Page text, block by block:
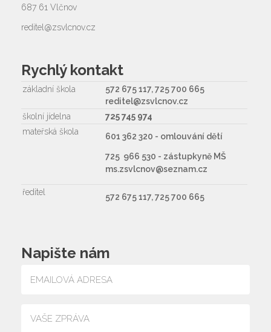
687 61 Vlčnov
reditel@zsvlcnov.cz
Rychlý kontakt
základní škola
572 675 117, 725 700 665
reditel@zsvlcnov.cz
školní jídelna
725 745 974
mateřská škola
601 362 320 - omlouvání dětí
725 966 530 - zástupkyně MŠ
ms.zsvlcnov@seznam.cz
ředitel 572 675 117, 725 700 665
Napište nám